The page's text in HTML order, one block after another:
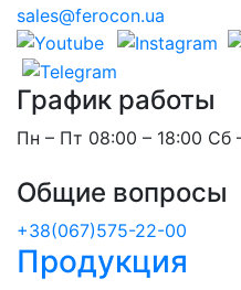
sales@ferocon.ua
График работы
Пн – Пт 08:00 – 18:00 Сб
Общие вопросы
+38(067)575-22-00
Продукция